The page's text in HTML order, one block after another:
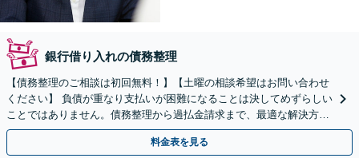
銀行借り入れの債務整理
【債務整理のご相談は初回無料！】【土曜の相談希望はお問い合わせ
ください】 負債が重なり支払いが困難になることは決してめずらしい
ことではありません。債務整理から過払金請求まで、最適な解決方法
をご提案します！
料金表を見る